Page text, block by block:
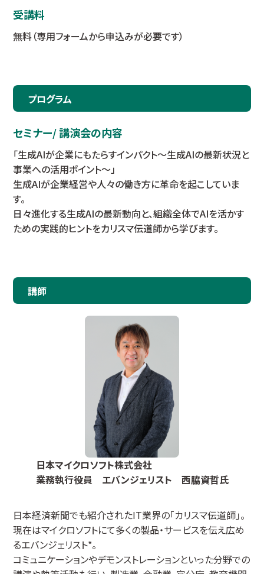
受講料
無料（専用フォームから申込みが必要です）
プログラム
セミナー/ 講演会の内容
「生成AIが企業にもたらすインパクト～生成AIの最新状況と
事業への活用ポイント～」
生成AIが企業経営や人々の働き方に革命を起こしていま
す。
日々進化する生成AIの最新動向と、組織全体でAIを活かす
ための実践的ヒントをカリスマ伝道師から学びます。
講師
日本マイクロソフト株式会社
業務執行役員 エバンジェリスト 西脇資哲氏
日本経済新聞でも紹介されたIT業界の「カリスマ伝道師」。
現在はマイクロソフトにて多くの製品・サービスを伝え広め
るエバンジェリスト*。
コミュニケーションやデモンストレーションといった分野での